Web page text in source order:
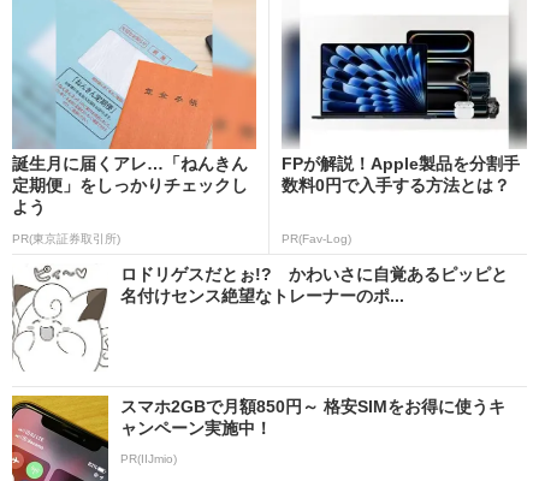
誕生月に届くアレ…「ねんきん
定期便」をしっかりチェックし
よう
PR(東京証券取引所)
FPが解説！Apple製品を分割手
数料0円で入手する方法とは？
PR(Fav-Log)
ロドリゲスだとぉ!? かわいさに自覚あるピッピと
名付けセンス絶望なトレーナーのポ...
スマホ2GBで月額850円～ 格安SIMをお得に使うキ
ャンペーン実施中！
PR(IIJmio)